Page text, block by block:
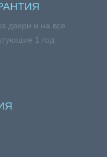
двери и на все
1 год